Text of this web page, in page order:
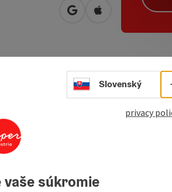
open in Google Maps
Open in Apple
and ladder, a boat
The pier is located
furnished
We
Slovenský
privacy
vaše súkromie